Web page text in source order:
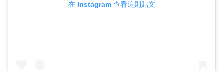
在 Instagram 查看這則貼文